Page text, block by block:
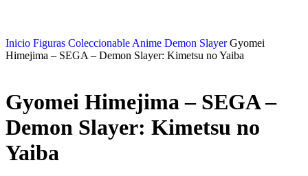
Inicio Figuras Coleccionable Anime Demon SlayerGyomei
Himejima – SEGA – Demon Slayer: Kimetsu no Yaiba
Gyomei Himejima – SEGA –
Demon Slayer: Kimetsu no
Yaiba